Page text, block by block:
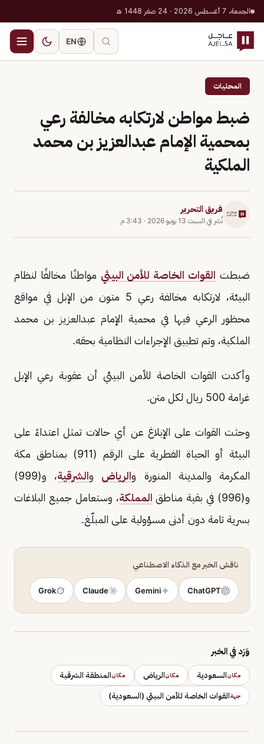
الجمعة، 7 أغسطس 2026 · 24 صفر 1448 هـ
EN
المحليات
ضبط مواطن لارتكابه مخالفة رعي
بمحمية الإمام عبدالعزيز بن محمد
الملكية
فريق التحرير
نُشر في السبت 13 يونيو 2026 · 3:43 م
ضبطت القوات الخاصة للأمن البيئي مواطنًا مخالفًا لنظام
البيئة، لارتكابه مخالفة رعي 5 متون من الإبل في مواقع
محظور الرعي فيها في محمية الإمام عبدالعزيز بن محمد
الملكية، وتم تطبيق الإجراءات النظامية بحقه.
وأكدت القوات الخاصة للأمن البيئي أن عقوبة رعي الإبل
غرامة 500 ريال لكل متن.
وحثت القوات على الإبلاغ عن أي حالات تمثل اعتداءً على
البيئة أو الحياة الفطرية على الرقم (911) بمناطق مكة
المكرمة والمدينة المنورة والرياض والشرقية
، و(999)
و(996) في بقية مناطق
المملكة، وستعامل جميع البلاغات
بسرية تامة دون أدنى مسؤولية على المبلّغ.
ناقش الخبر مع الذكاء الاصطناعي
ChatGPT
Gemini
Claude
Grok
وَرَد في الخبر
مكانالسعودية مكانالرياض مكانالمنطقة الشرقية
جهةالقوات الخاصة للأمن البيئي (السعودية)